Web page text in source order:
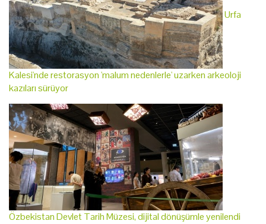
Urfa
Kalesi'nde restorasyon 'malum nedenlerle' uzarken arkeoloji
kazıları sürüyor
Özbekistan Devlet Tarih Müzesi, dijital dönüşümle yenilendi